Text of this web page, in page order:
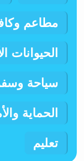
مطاعم
الحيوانات
سياحة
الحماية
تعليم